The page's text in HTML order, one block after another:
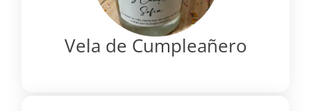
Vela de Cumpleañero